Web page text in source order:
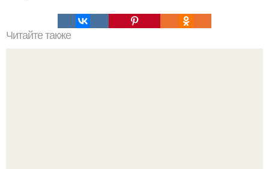
Читайте также